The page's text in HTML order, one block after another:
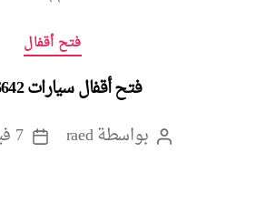
التصنيفات
فتح أقفال
فتح أقفال سيارات 60606642
كاتببواسطةraed
تاريخ
7 فبراير، 2023